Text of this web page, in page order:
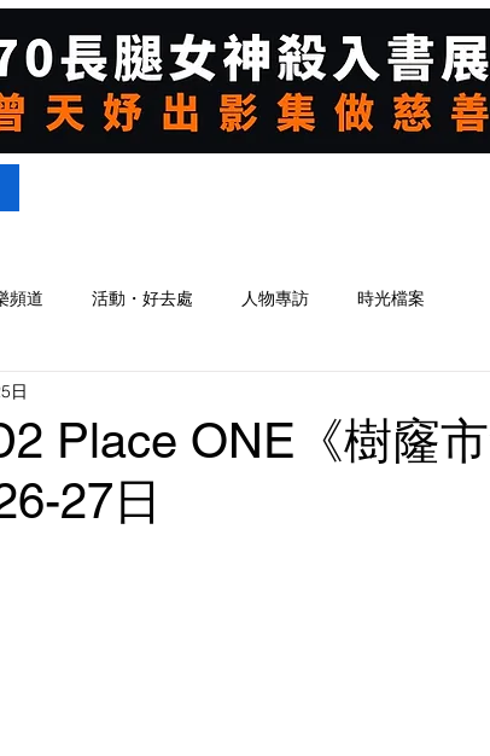
頻道 活動・好去處 人物專訪 時光檔案
Place ONE《樹窿
27日
日